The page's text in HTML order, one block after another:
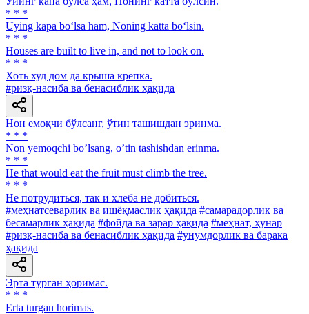
* * *
Uying kapa bo‘lsa ham, Noning katta bo‘lsin.
* * *
Houses are built to live in, and not to look on.
* * *
Хоть худ дом да крыша крепка.
#ризқ-насиба ва бенасиблик ҳақида
Нон емоқчи бўлсанг, ўтин ташишдан эринма.
* * *
Non yemoqchi boʼlsang, oʼtin tashishdan erinma.
* * *
He that would eat the fruit must climb the tree.
* * *
He потрудиться, так и хлеба не добиться.
#меҳнатсеварлик ва ишёқмаслик ҳақида #самарадорлик ва
бесамарлик ҳақида #фойда ва зарар ҳақида #меҳнат, ҳунар
#ризқ-насиба ва бенасиблик ҳақида #унумдорлик ва барака
ҳақида
Эрта турган ҳоримас.
* * *
Erta turgan horimas.